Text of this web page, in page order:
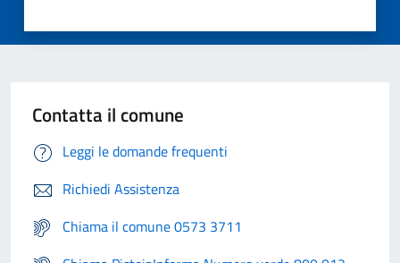
Contatta il comune
Leggi le domande frequenti
Richiedi Assistenza
Chiama il comune 0573 3711